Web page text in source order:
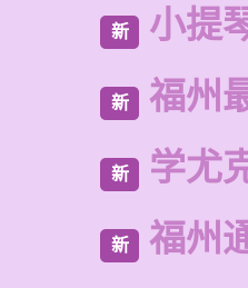
新 小提
新 福州
新 学尤
新 福州